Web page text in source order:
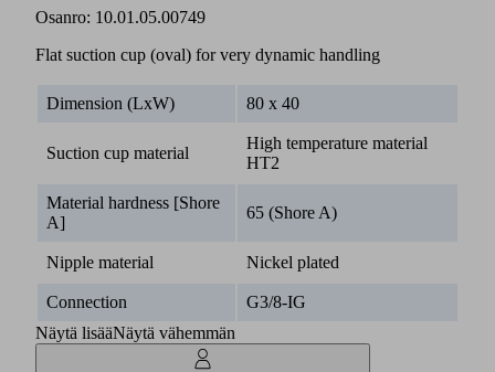
Osanro: 10.01.05.00749
Flat suction cup (oval) for very dynamic handling
Dimension (LxW) 80 x 40
Suction cup material
High temperature material
HT2
Material hardness [Shore
A]
65 (Shore A)
Nipple material Nickel plated
Connection
G3/8-IG
Näytä lisääNäytä vähemmän